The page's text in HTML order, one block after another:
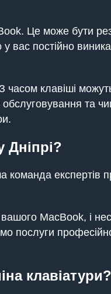
Це може бути
вас постійно
клавіші
обслуговування та
Дніпрі?
команда експертів
MacBook, і
послуги
клавіатури?